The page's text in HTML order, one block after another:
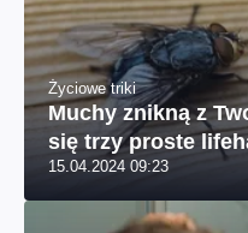
Życiowe triki
Muchy znikną z
się trzy proste
15.04.2024 09:23